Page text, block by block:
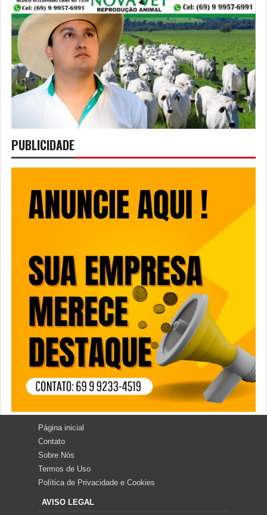
PUBLICIDADE
Página inicial
Contato
Sobre Nós
Termos de Uso
Política de Privacidade e Cookies
AVISO LEGAL